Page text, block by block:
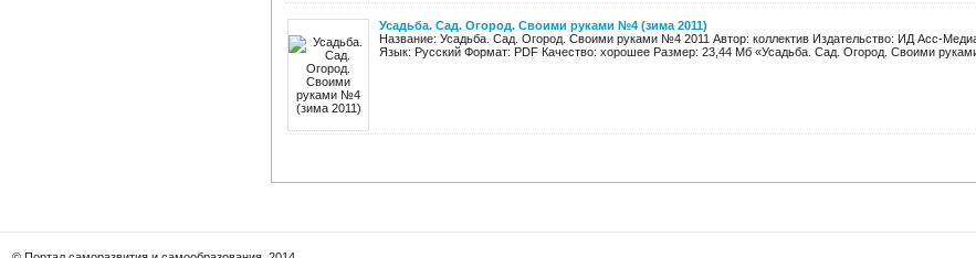
Усадьба. Сад. Огород. Своими руками №4 (зима 2011)
Название: Усадьба. Сад. Огород. Своими руками №4 2011 Автор: коллектив Издательство: ИД Асс-
Язык: Русский Формат: PDF Качество: хорошее Размер: 23,44 Мб «Усадьба. Сад. Огород. Своими